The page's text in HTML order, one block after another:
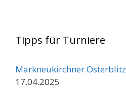
Tipps für Turniere
Markneukirchner Osterblitz
17.04.2025